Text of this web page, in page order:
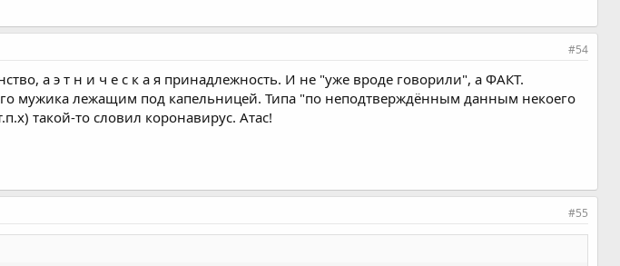
#54
а э т н и ч е с к а я принадлежность. И не "уже вроде говорили", а ФАКТ.
мужика лежащим под капельницей. Типа "по неподтверждённым данным некоего
такой-то словил коронавирус. Атас!
#55